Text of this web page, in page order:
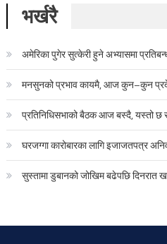
भर्खरै
अमेरिका पुगेर सुत्केरी हुने अभ्यासमा
मनसुनको प्रभाव कायमै, आज कुन–कुन
प्रतिनिधिसभाको बैठक आज बस्दै, यस्तो छ
घरजग्गा कारोबारका लागि इजाजतपत्र
सुस्तामा डुबानको जोखिम बढेपछि दिनरात